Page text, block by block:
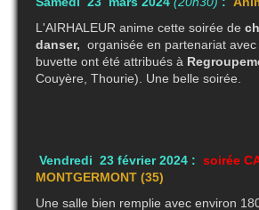
L'AIRHALEUR anime cette soirée de
danser, organisée en partenariat
buvette ont été attribués à
Couyère, Thourie). Une belle soirée.
Vendredi 23 février 2024 : soirée
MONTGERMONT (35)
Une salle bien remplie avec environ